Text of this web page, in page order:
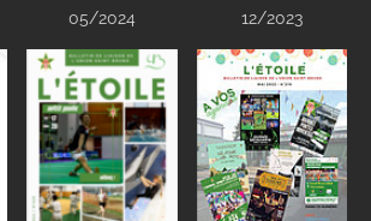
05/2024 12/2023